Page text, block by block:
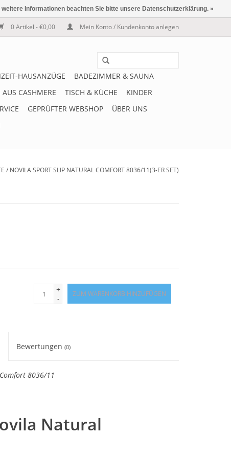
0 Artikel - €0,00 Mein Konto / Kundenkonto anlegen
HAUSANZÜGE
BADEZIMMER & SAUNA
AUS CASHMERE TISCH & KÜCHE
KINDER
GEPRÜFTER WEBSHOP
ÜBER UNS
/ NOVILA SPORT SLIP NATURAL COMFORT 8036/11(3-ER SET)
+
-
ZUM WARENKORB HINZUFÜGEN
Bewertungen(0)
8036/11
Natural
weitere Informationen beachten Sie bitte unsere Datenschutzerklärung. »